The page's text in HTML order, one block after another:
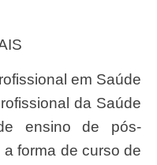
da Saúde
ensino de pós-
forma de curso de